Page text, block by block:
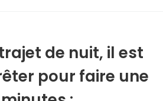
de nuit, il est
pour faire une